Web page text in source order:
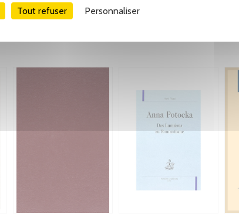
Tout refuser Personnaliser